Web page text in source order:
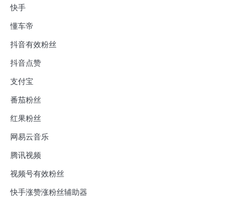
快手
懂车帝
抖音有效粉丝
抖音点赞
支付宝
番茄粉丝
红果粉丝
网易云音乐
腾讯视频
视频号有效粉丝
快手涨赞涨粉丝辅助器